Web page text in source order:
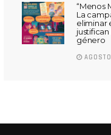
“Menos
La
eliminar
género